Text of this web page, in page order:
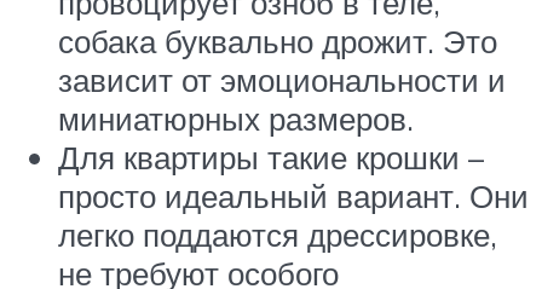
собака буквально дрожит. Это
зависит от эмоциональности и
миниатюрных размеров.
Для квартиры такие крошки –
просто идеальный вариант. Они
легко поддаются дрессировке,
не требуют особого